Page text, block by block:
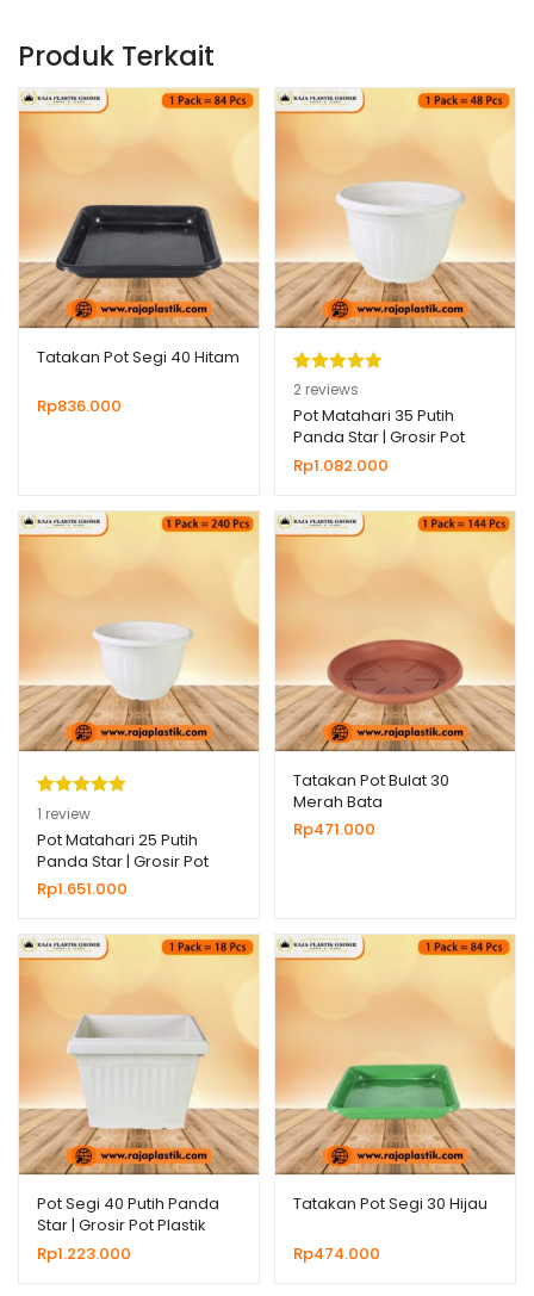
Produk Terkait
Tatakan Pot Segi 40 Hitam
Rp836.000
Peringkat
5.00dari 5
berdasarka
n
2
penilaian
2 reviews
Pot Matahari 35 Putih
Panda Star | Grosir Pot
Plastik Untuk Bunga
Tanaman Hias
Rp1.082.000
Peringkat
5.00dari 5
berdasarka
n
1
penilaian
1 review
Pot Matahari 25 Putih
Panda Star | Grosir Pot
Plastik Untuk Bunga
Tanaman Hias
Rp1.651.000
Tatakan Pot Bulat 30
Merah Bata
Rp471.000
Pot Segi 40 Putih Panda
Star | Grosir Pot Plastik
Untuk Bunga Tanaman
Hias
Rp1.223.000
Tatakan Pot Segi 30 Hijau
Rp474.000